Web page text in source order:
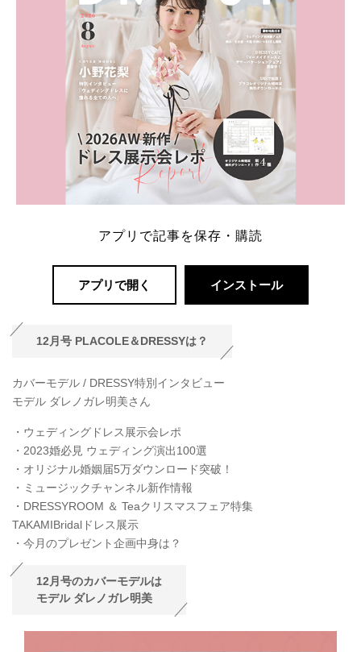
アプリで記事を保存・購読
アプリで開く インストール
12月号 PLACOLE＆DRESSYは？
カバーモデル / DRESSY特別インタビュー
モデル ダレノガレ明美さん
・ウェディングドレス展示会レポ
・2023婚必見 ウェディング演出100選
・オリジナル婚姻届5万ダウンロード突破！
・ミュージックチャンネル新作情報
・DRESSYROOM ＆ Teaクリスマスフェア特集
TAKAMIBridalドレス展示
・今月のプレゼント企画中身は？
12月号のカバーモデルは
モデル ダレノガレ明美